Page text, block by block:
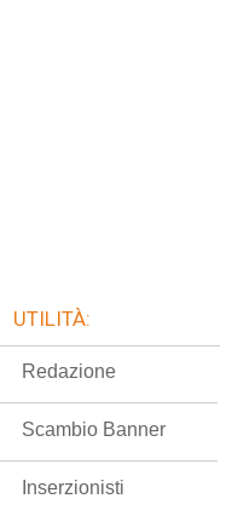
UTILITÀ:
Redazione
Scambio Banner
Inserzionisti